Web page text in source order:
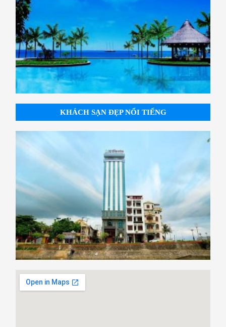
KHÁCH SẠN ĐẸP NỔI TIẾNG